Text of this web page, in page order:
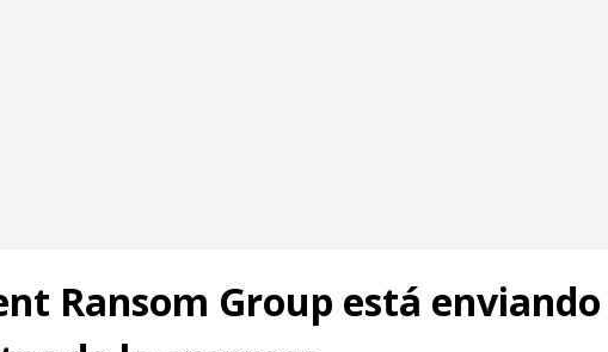
Ransom Group está